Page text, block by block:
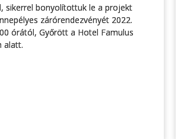
sikerrel bonyolítottuk le a projekt
zárórendezvényét 2022.
órától, Győrött a Hotel Famulus
alatt.